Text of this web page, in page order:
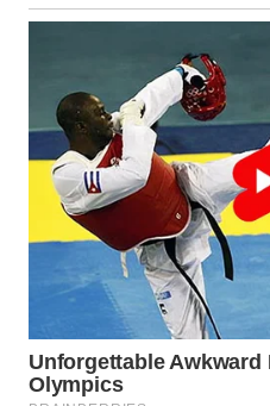
WN
WN
KALTENG
WN
KALTARA
WN
KALSEL
WN
KALTIM